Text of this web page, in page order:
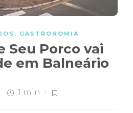
, GASTRONOMIA
Seu Porco vai
em Balneário
1 min